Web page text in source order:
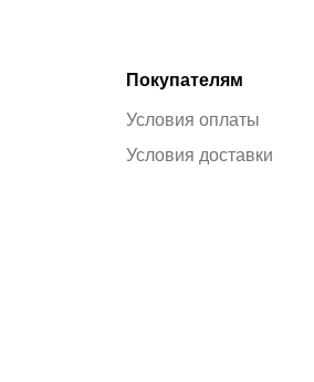
Покупателям
Условия оплаты
Условия доставки